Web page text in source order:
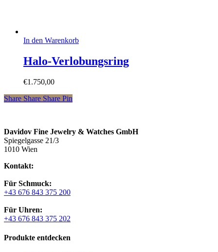
In den Warenkorb
Halo-Verlobungsring
€1.750,00
Share Share Share Pin
Davidov Fine Jewelry & Watches GmbH
Spiegelgasse 21/3
1010 Wien
Kontakt:
Für Schmuck:
+43 676 843 375 200
Für Uhren:
+43 676 843 375 202
Produkte entdecken